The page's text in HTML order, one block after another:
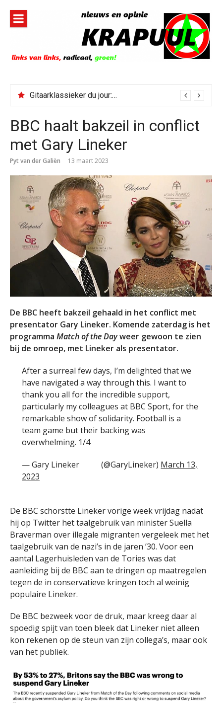
inhoud
Gitaarklassieker du jour: Paris, Texas/Cold Was The Night, Hard Was The Ground
BBC haalt bakzeil in conflict
met Gary Lineker
Pyt van der Galiën 13 maart 2023
De BBC heeft bakzeil gehaald in het conflict met
presentator Gary Lineker. Komende zaterdag is het
programma Match of the Dayweer gewoon te zien
bij de omroep, met Lineker als presentator.
After a surreal few days, I’m delighted that we
have navigated a way through this. I want to
thank you all for the incredible support,
particularly my colleagues at BBC Sport, for the
remarkable show of solidarity. Football is a
team game but their backing was
overwhelming. 1/4
— Gary Lineker (@GaryLineker) March 13,
2023
De BBC schorstte Lineker vorige week vrijdag nadat
hij op Twitter het taalgebruik van minister Suella
Braverman over illegale migranten vergeleek met het
taalgebruik van de nazi’s in de jaren ’30. Voor een
aantal Lagerhuisleden van de Tories was dat
aanleiding bij de BBC aan te dringen op maatregelen
tegen de in conservatieve kringen toch al weinig
populaire Lineker.
De BBC bezweek voor de druk, maar kreeg daar al
spoedig spijt van toen bleek dat Lineker niet alleen
kon rekenen op de steun van zijn collega’s, maar ook
van het publiek.